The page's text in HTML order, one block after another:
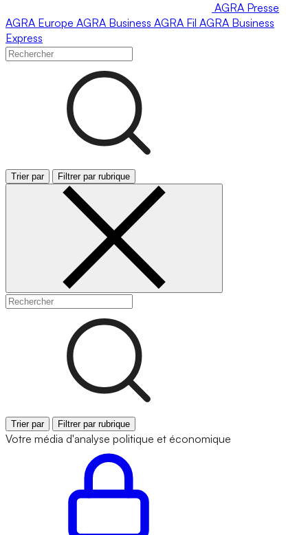
AGRA Presse
AGRA Europe AGRA Business AGRA Fil AGRA Business
Express
Trier par Filtrer par rubrique
Trier par Filtrer par rubrique
Votre média d'analyse politique et économique